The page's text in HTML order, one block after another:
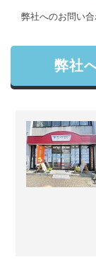
弊社へのお問い
弊社